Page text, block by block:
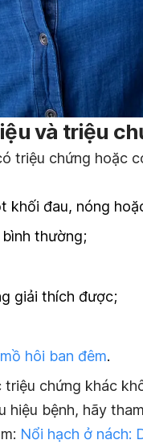
và triệu
triệu chứng hoặc
khối đau, nóng
thường;
giải thích được;
hôi ban đêm.
triệu chứng khác
hiệu bệnh, hãy
Nổi hạch ở nách: